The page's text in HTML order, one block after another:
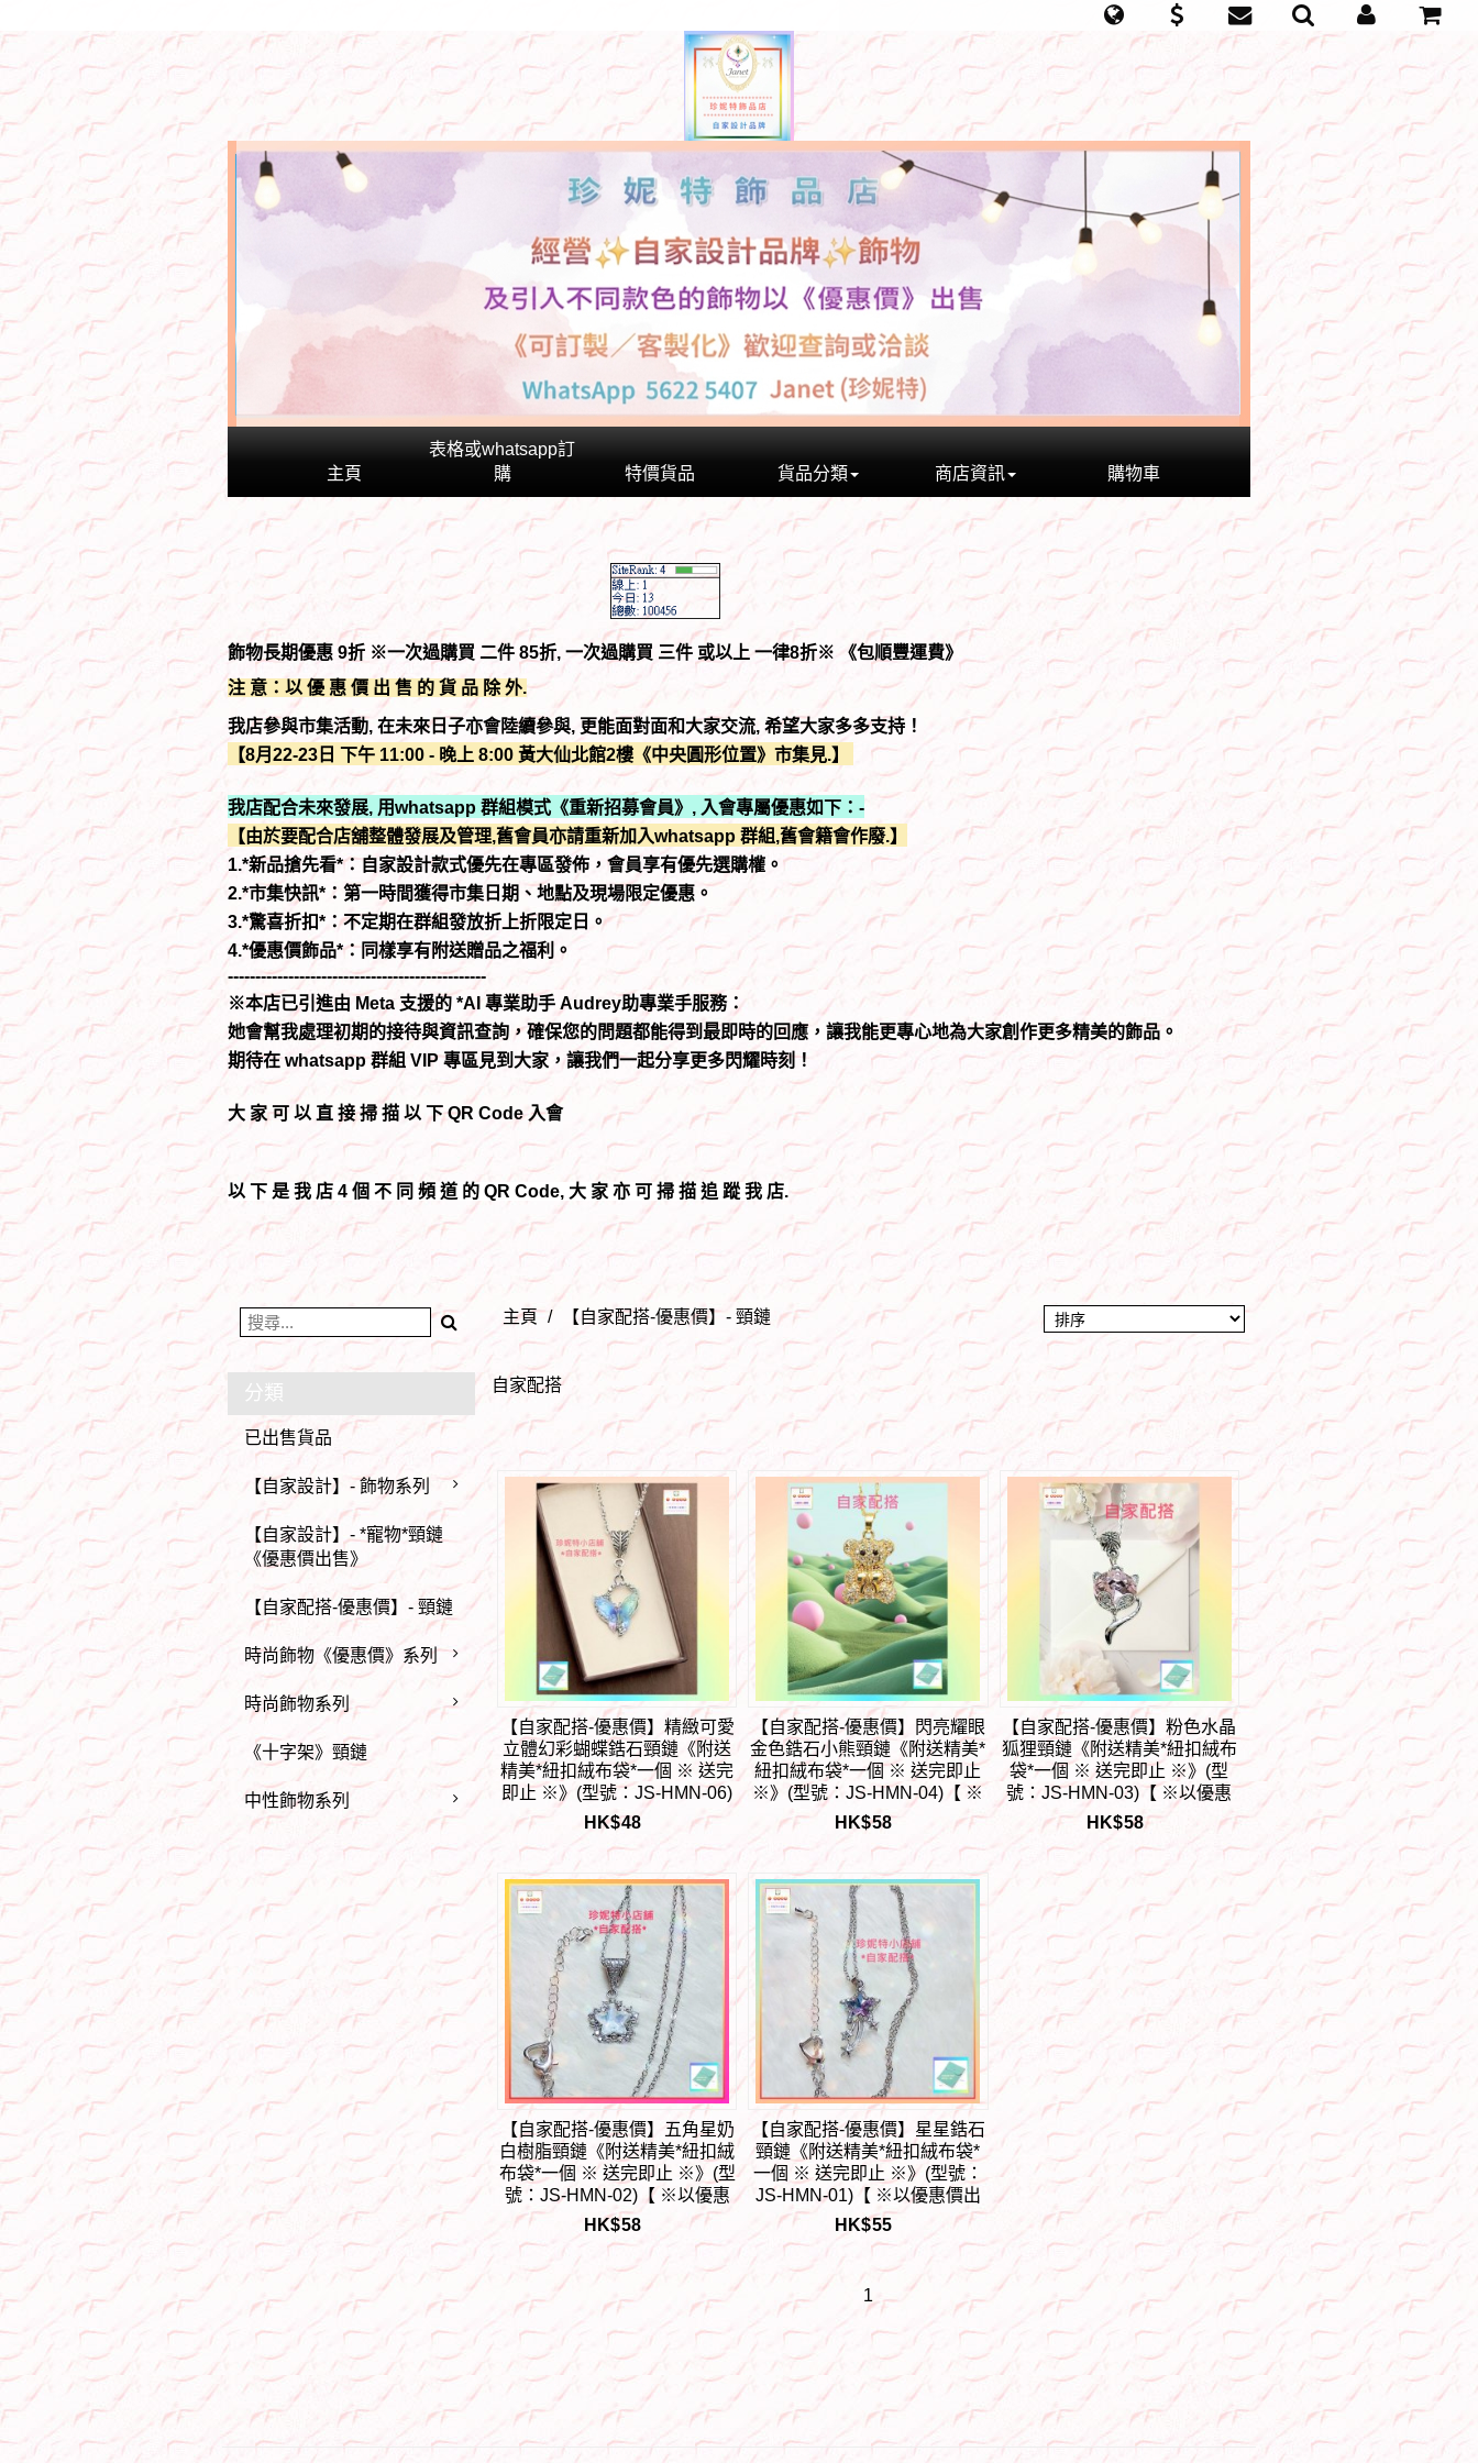
主頁
表格或whatsapp訂
購
特價貨品 貨品分類 商店資訊 購物車
飾物長期優惠 9折 ※一次過購買 二件 85折, 一次過購買 三件 或以上 一律8折※ 《包順豐運費》
注 意：以 優 惠 價 出 售 的 貨 品 除 外.
我店參與市集活動, 在未來日子亦會陸續參與, 更能面對面和大家交流, 希望大家多多支持！
【8月22-23日 下午 11:00 - 晚上 8:00 黃大仙北館2樓《中央圓形位置》市集見.】
我店配合未來發展, 用whatsapp 群組模式《重新招募會員》, 入會專屬優惠如下：-
【由於要配合店舖整體發展及管理,舊會員亦請重新加入whatsapp 群組,舊會籍會作廢.】
1.*新品搶先看*：自家設計款式優先在專區發佈，會員享有優先選購權。
2.*市集快訊*：第一時間獲得市集日期、地點及現場限定優惠。
3.*驚喜折扣*：不定期在群組發放折上折限定日。
4.*優惠價飾品*：同樣享有附送贈品之福利。
-----------------------------------------------
※本店已引進由 Meta 支援的 *AI 專業助手 Audrey助專業手服務：
她會幫我處理初期的接待與資訊查詢，確保您的問題都能得到最即時的回應，讓我能更專心地為大家創作更多精美的飾品。
期待在 whatsapp 群組 VIP 專區見到大家，讓我們一起分享更多閃耀時刻！
大 家 可 以 直 接 掃 描 以 下 QR Code 入會
以 下 是 我 店 4 個 不 同 頻 道 的 QR Code, 大 家 亦 可 掃 描 追 蹤 我 店.
分類
已出售貨品
【自家設計】- 飾物系列
【自家設計】- *寵物*頸鏈
《優惠價出售》
【自家配搭-優惠價】- 頸鏈
時尚飾物《優惠價》系列
時尚飾物系列
《十字架》頸鏈
中性飾物系列
主頁 / 【自家配搭-優惠價】- 頸鏈
自家配搭
【自家配搭-優惠價】精緻可愛
立體幻彩蝴蝶鋯石頸鏈《附送
精美*紐扣絨布袋*一個 ※ 送完
即止 ※》(型號：JS-HMN-06)
【 ※以優惠價出售, 不再設任
何折扣※ 《只包順豐運費》】
HK$48
【自家配搭-優惠價】閃亮耀眼
金色鋯石小熊頸鏈《附送精美*
紐扣絨布袋*一個 ※ 送完即止
※》(型號：JS-HMN-04)【 ※
以優惠價出售, 不再設任何折扣
※ 《只包順豐運費》】
HK$58
【自家配搭-優惠價】粉色水晶
狐狸頸鏈《附送精美*紐扣絨布
袋*一個 ※ 送完即止 ※》(型
號：JS-HMN-03)【 ※以優惠
價出售, 不再設任何折扣※
《只包順豐運費》】
HK$58
【自家配搭-優惠價】五角星奶
白樹脂頸鏈《附送精美*紐扣絨
布袋*一個 ※ 送完即止 ※》(型
號：JS-HMN-02)【 ※以優惠
價出售, 不再設任何折扣※
《只包順豐運費》】
HK$58
【自家配搭-優惠價】星星鋯石
頸鏈《附送精美*紐扣絨布袋*
一個 ※ 送完即止 ※》(型號：
JS-HMN-01)【 ※以優惠價出
售, 不再設任何折扣※ 《只包
順豐運費》】
HK$55
1